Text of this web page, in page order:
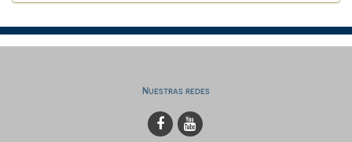
Nuestras redes